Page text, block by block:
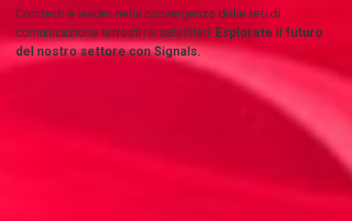
Comtech è leader nella convergenza delle reti di
comunicazione terrestri e satellitari. Esplorate il futuro
del nostro settore con Signals.